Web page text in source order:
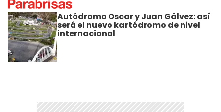
Autódromo Oscar y Juan Gálvez: así
será el nuevo kartódromo de nivel
internacional